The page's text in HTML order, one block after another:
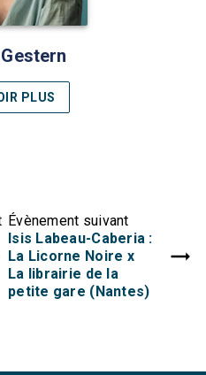
PLUS
Évènement suivant
Isis Labeau-Caberia :
La Licorne Noire x
La librairie de la
petite gare (Nantes)